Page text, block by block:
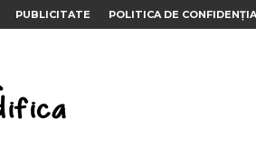
PUBLICITATE POLITICA DE